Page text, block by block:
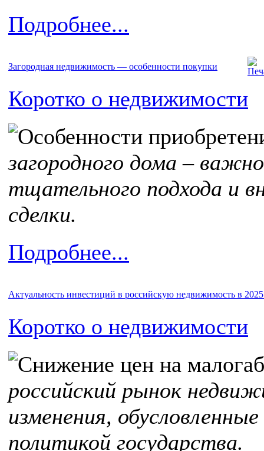
Подробнее...
Загородная недвижимость — особенности покупки
Коротко о недвижимости
загородного дома –
тщательного подхода и
сделки.
Подробнее...
Актуальность инвестиций в российскую недвижимость в
Коротко о недвижимости
российский рынок
изменения,
политикой государства.